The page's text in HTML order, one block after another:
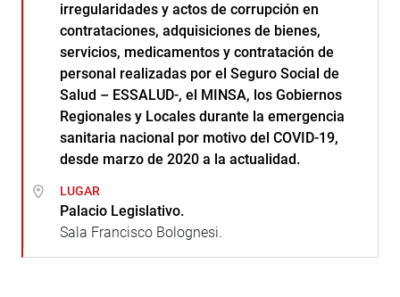
irregularidades y actos de corrupción en
contrataciones, adquisiciones de bienes,
servicios, medicamentos y contratación de
personal realizadas por el Seguro Social de
Salud – ESSALUD-, el MINSA, los Gobiernos
Regionales y Locales durante la emergencia
sanitaria nacional por motivo del COVID-19,
desde marzo de 2020 a la actualidad.
LUGAR
Palacio Legislativo.
Sala Francisco Bolognesi.